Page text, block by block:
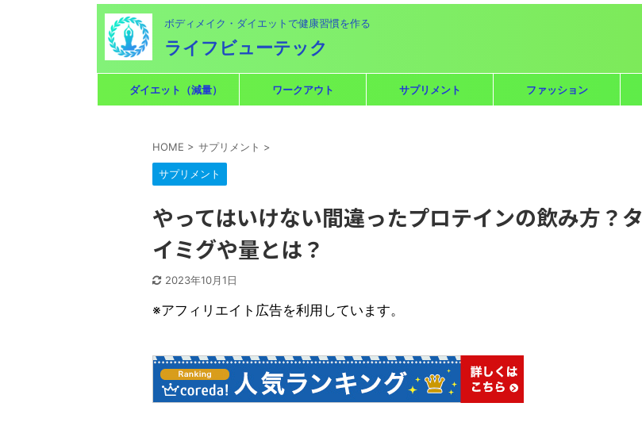
ボディメイク・ダイエットで健康習慣を作る
ライフビューテック
ダイエット（減量） ワークアウト サプリメント ファッション
HOME > サプリメント >
サプリメント
やってはいけない間違ったプロテインの飲み方？タ
イミグや量とは？
2023年10月1日
※アフィリエイト広告を利用しています。